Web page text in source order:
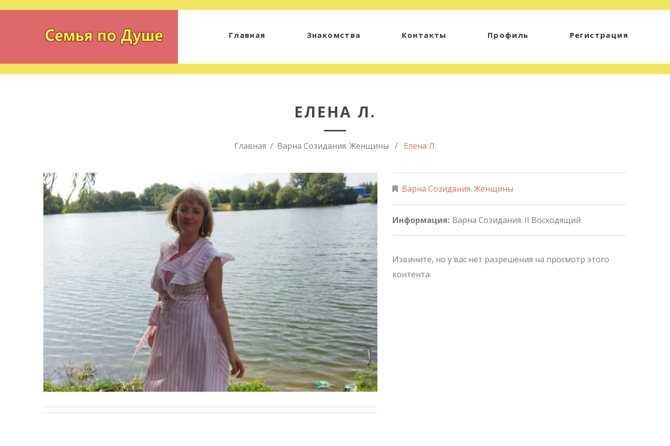
Главная Знакомства Контакты Профиль Регистрация
ЕЛЕНА Л.
Главная Варна Созидания. Женщины Елена Л.
Варна Созидания. Женщины
Информация: Варна Созидания. II Восходящий
Извините, но у вас нет разрешения на просмотр этого
контента.